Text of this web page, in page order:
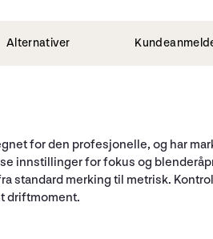
Alternativer
for den profesjonelle, og har
innstillinger for fokus og
standard merking til metrisk.
driftmoment.